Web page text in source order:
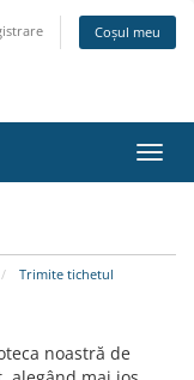
Coșul meu
Trimite tichetul
noastră de